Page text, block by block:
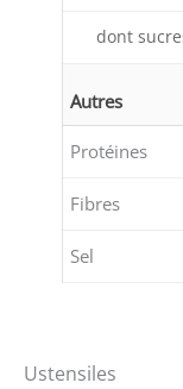
dont
Autres
Protéines
Fibres
Sel
Ustensiles